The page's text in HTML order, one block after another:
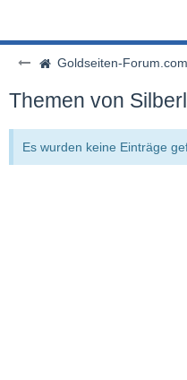
Goldseiten-Forum.com | Das
Themen von
Es wurden keine Einträge